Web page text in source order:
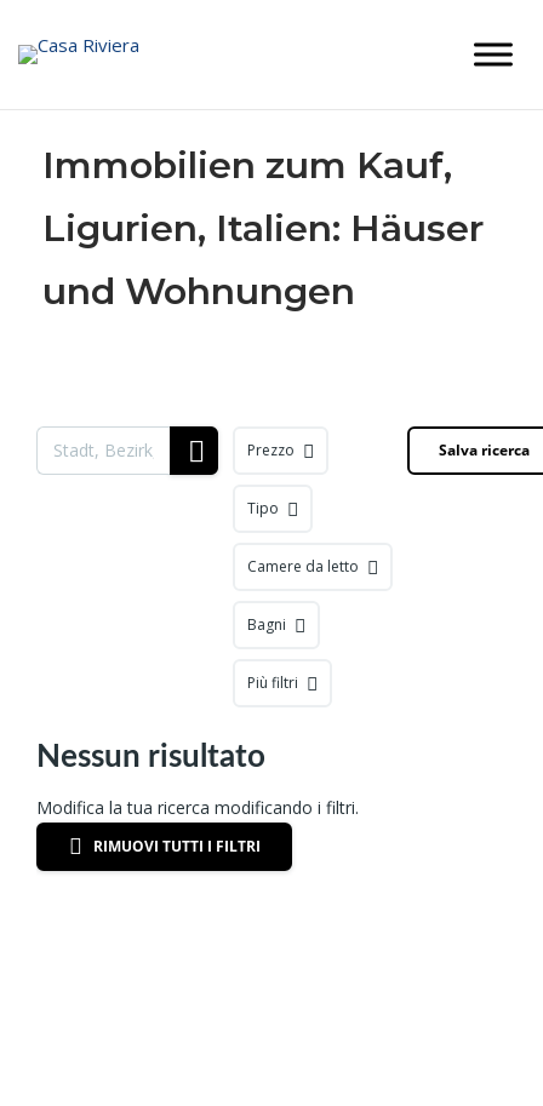
Immobilien zum Kauf,
Ligurien, Italien: Häuser
und Wohnungen
Salva ricerca
Prezzo
Tipo
Camere da letto
Bagni
Più filtri
Nessun risultato
Modifica la tua ricerca modificando i filtri.
RIMUOVI TUTTI I FILTRI